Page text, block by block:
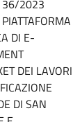
36/2023
DI E-
DEI LAVORI
DI SAN